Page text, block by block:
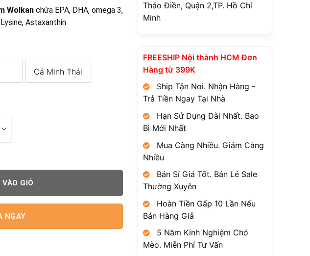
Wolkanchứa EPA, DHA, omega 3,
Astaxanthin
Cá Minh Thái
GIỎ
NGAY
Thảo Điền, Quận 2,TP. Hồ Chí
Minh
FREESHIP Nội thành HCM Đơn
Hàng từ 399K
Ship Tận Nơi. Nhận Hàng -
Trả Tiền Ngay Tại Nhà
Hạn Sử Dụng Dài Nhất. Bao
Bì Mới Nhất
Mua Càng Nhiều. Giảm Càng
Nhiều
Bán Sỉ Giá Tốt. Bán Lẻ Sale
Thường Xuyên
Hoàn Tiền Gấp 10 Lần Nếu
Bán Hàng Giả
5 Năm Kinh Nghiệm Chó
Mèo. Miễn Phí Tư Vấn